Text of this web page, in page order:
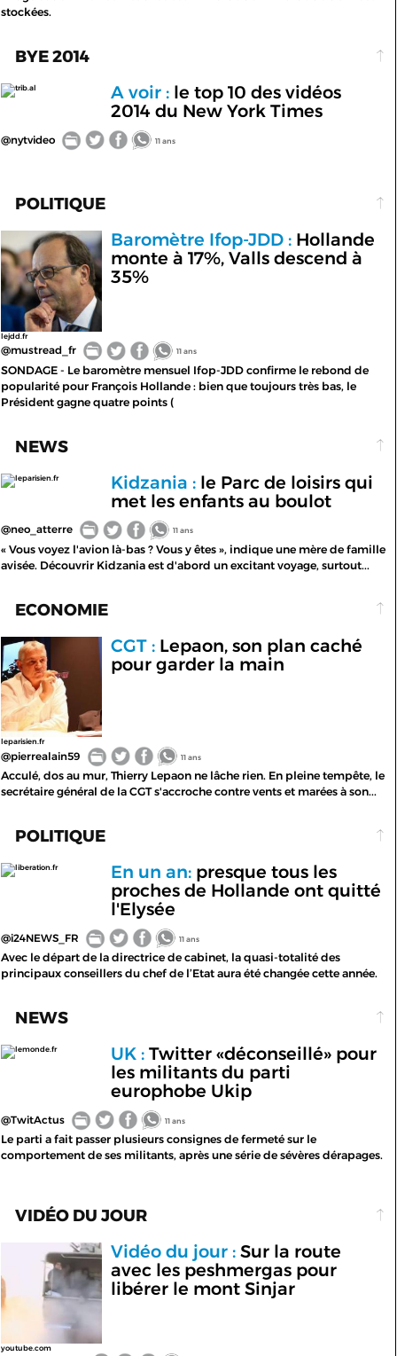
stockées.
BYE 2014
trib.al A voir :le top 10 des vidéos
2014 du New York Times
@nytvideo 11 ans
POLITIQUE
lejdd.fr
Baromètre Ifop-JDD :Hollande
monte à 17%, Valls descend à
35%
@mustread_fr 11 ans
SONDAGE - Le baromètre mensuel Ifop-JDD confirme le rebond de
popularité pour François Hollande : bien que toujours très bas, le
Président gagne quatre points (
NEWS
leparisien.fr Kidzania :le Parc de loisirs qui
met les enfants au boulot
@neo_atterre 11 ans
« Vous voyez l'avion là-bas ? Vous y êtes », indique une mère de famille
avisée. Découvrir Kidzania est d'abord un excitant voyage, surtout...
ECONOMIE
leparisien.fr
CGT :Lepaon, son plan caché
pour garder la main
@pierrealain59 11 ans
Acculé, dos au mur, Thierry Lepaon ne lâche rien. En pleine tempête, le
secrétaire général de la CGT s'accroche contre vents et marées à son...
POLITIQUE
liberation.fr En un an:presque tous les
proches de Hollande ont quitté
l'Elysée
@i24NEWS_FR 11 ans
Avec le départ de la directrice de cabinet, la quasi-totalité des
principaux conseillers du chef de l’Etat aura été changée cette année.
NEWS
lemonde.fr UK :Twitter «déconseillé» pour
les militants du parti
europhobe Ukip
@TwitActus 11 ans
Le parti a fait passer plusieurs consignes de fermeté sur le
comportement de ses militants, après une série de sévères dérapages.
VIDÉO DU JOUR
youtube.com
Vidéo du jour :Sur la route
avec les peshmergas pour
libérer le mont Sinjar